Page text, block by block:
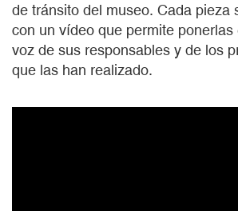
de tránsito del museo. Cada pieza
con un vídeo que permite ponerlas
voz de sus responsables y de los
que las han realizado.